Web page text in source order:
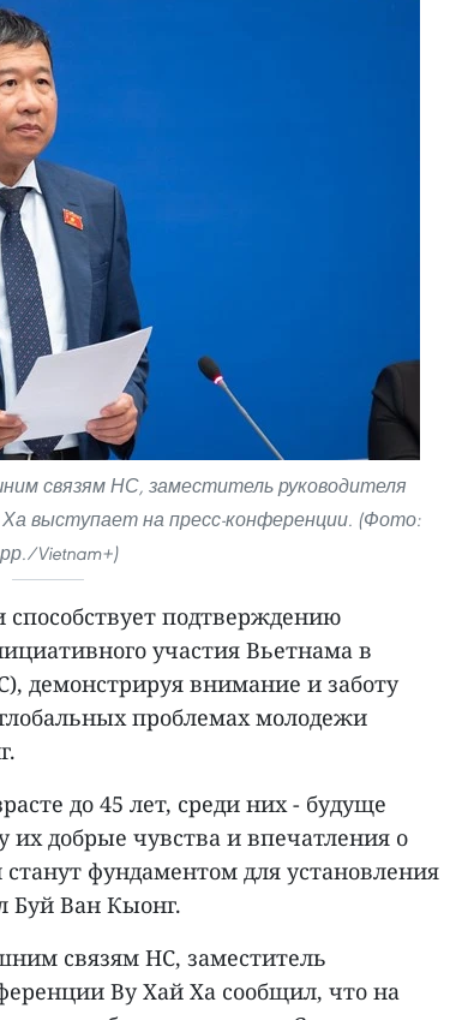
связям НС, заместитель руководителя
выступает на пресс-конференции. (Фото:
Vietnam+)
подтверждению
участия Вьетнама в
демонстрируя внимание и заботу
проблемах молодежи
до 45 лет, среди них - будуще
добрые чувства и впечатления о
фундаментом для установления
Буй Ван Кыонг.
связям НС, заместитель
Ву Хай Ха сообщил, что на